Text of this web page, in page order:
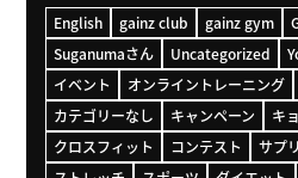
English gainz club gainz gym
Suganumaさん
Uncategorized
イベント
オンライントレーニング
カテゴリーなし
キャンペーン キ
クロスフィット
コンテスト サプ